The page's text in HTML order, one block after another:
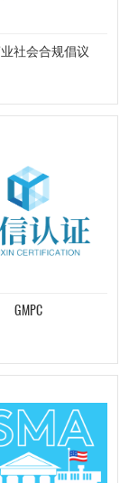
业社会合规倡议
GMPC